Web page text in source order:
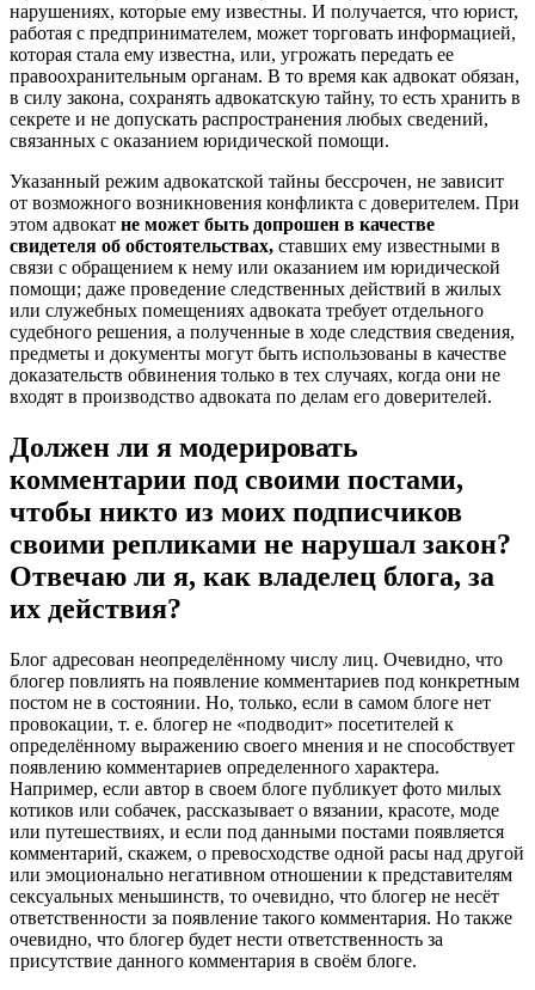
нарушениях, которые ему известны. И получается, что юрист,
работая с предпринимателем, может торговать информацией,
которая стала ему известна, или, угрожать передать ее
правоохранительным органам. В то время как адвокат обязан,
в силу закона, сохранять адвокатскую тайну, то есть хранить в
секрете и не допускать распространения любых сведений,
связанных с оказанием юридической помощи.
Указанный режим адвокатской тайны бессрочен, не зависит
от возможного возникновения конфликта с доверителем. При
этом адвокат не может быть допрошен в качестве
свидетеля об обстоятельствах, ставших ему известными в
связи с обращением к нему или оказанием им юридической
помощи; даже проведение следственных действий в жилых
или служебных помещениях адвоката требует отдельного
судебного решения, а полученные в ходе следствия сведения,
предметы и документы могут быть использованы в качестве
доказательств обвинения только в тех случаях, когда они не
входят в производство адвоката по делам его доверителей.
Должен ли я модерировать
комментарии под своими постами,
чтобы никто из моих подписчиков
своими репликами не нарушал закон?
Отвечаю ли я, как владелец блога, за
их действия?
Блог адресован неопределённому числу лиц. Очевидно, что
блогер повлиять на появление комментариев под конкретным
постом не в состоянии. Но, только, если в самом блоге нет
провокации, т. е. блогер не «подводит» посетителей к
определённому выражению своего мнения и не способствует
появлению комментариев определенного характера.
Например, если автор в своем блоге публикует фото милых
котиков или собачек, рассказывает о вязании, красоте, моде
или путешествиях, и если под данными постами появляется
комментарий, скажем, о превосходстве одной расы над другой
или эмоционально негативном отношении к представителям
сексуальных меньшинств, то очевидно, что блогер не несёт
ответственности за появление такого комментария. Но также
очевидно, что блогер будет нести ответственность за
присутствие данного комментария в своём блоге.